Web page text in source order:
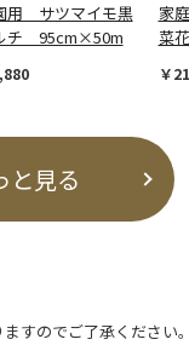
用 サツマイモ黒
チ 95cm×50m
家
菜
￥
と見る
すのでご了承ください。